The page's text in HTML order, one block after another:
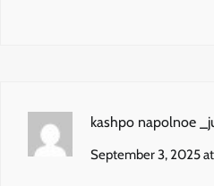
kashpo napolnoe
September 3, 2025